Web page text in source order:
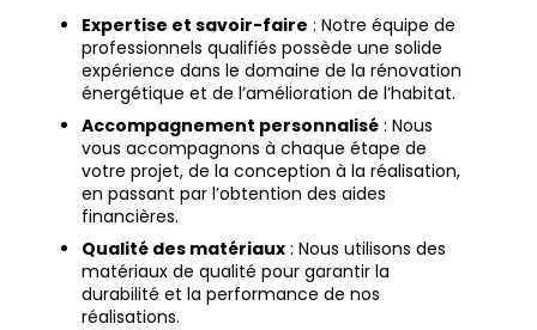
Expertise et savoir-faire : Notre équipe de
professionnels qualifiés possède une solide
expérience dans le domaine de la rénovation
énergétique et de l’amélioration de l’habitat.
Accompagnement personnalisé : Nous
vous accompagnons à chaque étape de
votre projet, de la conception à la réalisation,
en passant par l’obtention des aides
financières.
Qualité des matériaux : Nous utilisons des
matériaux de qualité pour garantir la
durabilité et la performance de nos
réalisations.